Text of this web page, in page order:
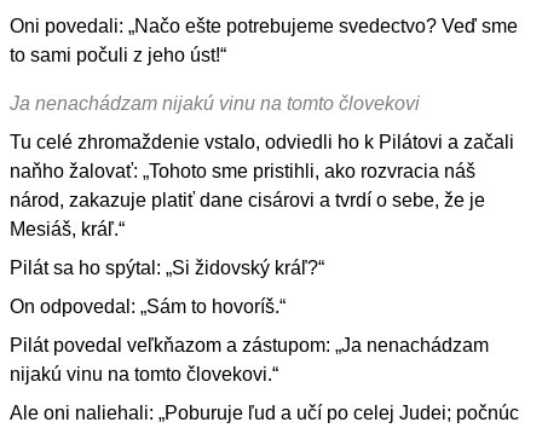
Oni povedali: „Načo ešte potrebujeme svedectvo? Veď sme
to sami počuli z jeho úst!“
Ja nenachádzam nijakú vinu na tomto človekovi
Tu celé zhromaždenie vstalo, odviedli ho k Pilátovi a začali
naňho žalovať: „Tohoto sme pristihli, ako rozvracia náš
národ, zakazuje platiť dane cisárovi a tvrdí o sebe, že je
Mesiáš, kráľ.“
Pilát sa ho spýtal: „Si židovský kráľ?“
On odpovedal: „Sám to hovoríš.“
Pilát povedal veľkňazom a zástupom: „Ja nenachádzam
nijakú vinu na tomto človekovi.“
Ale oni naliehali: „Poburuje ľud a učí po celej Judei; počnúc